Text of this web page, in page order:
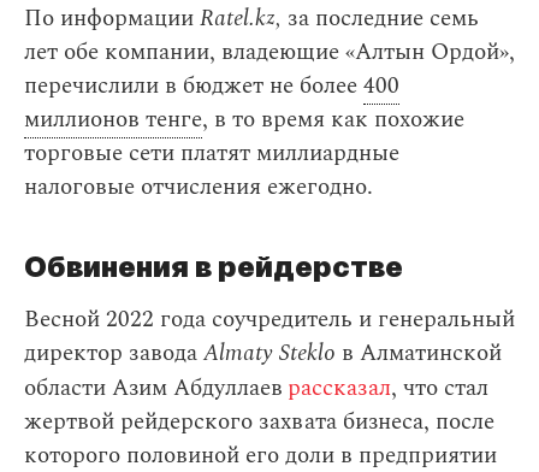
По информацииRatel.kz, за последние семь
лет обе компании, владеющие «Алтын Ордой»,
перечислили в бюджет не более400
миллионов тенге, в то время как похожие
торговые сети платят миллиардные
налоговые отчисления ежегодно.
Обвинения в рейдерстве
Весной 2022 года соучредитель и генеральный
директор заводаAlmaty Steklo в Алматинской
области Азим Абдуллаев рассказал, что стал
жертвой рейдерского захвата бизнеса, после
которого половиной его доли в предприятии